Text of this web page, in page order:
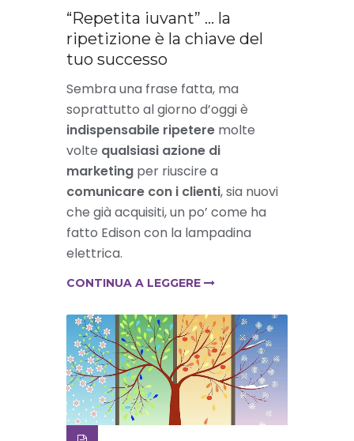
“Repetita iuvant” … la
ripetizione è la chiave del
tuo successo
Sembra una frase fatta, ma
soprattutto al giorno d’oggi è
indispensabile ripetere molte
volte qualsiasi azione di
marketing per riuscire a
comunicare con i clienti, sia nuovi
che già acquisiti, un po’ come ha
fatto Edison con la lampadina
elettrica.
CONTINUA A LEGGERE